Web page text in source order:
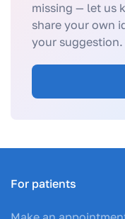
missing — let us
share your own
your suggestion.
For patients